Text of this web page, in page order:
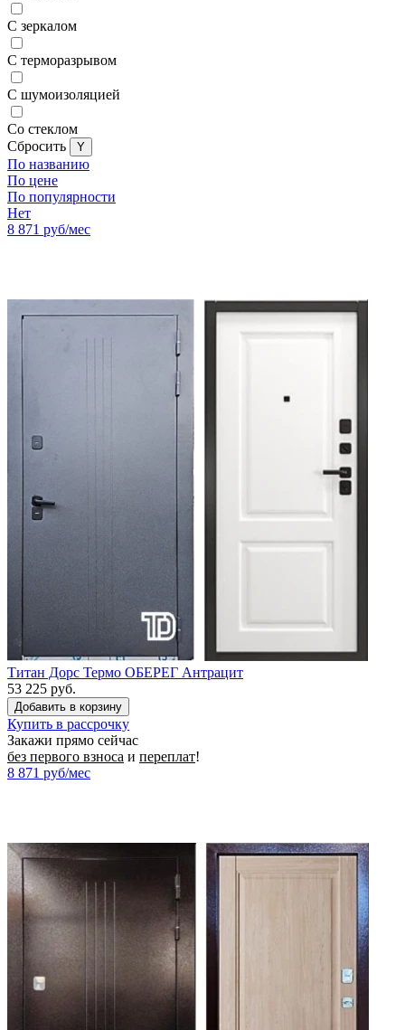
С зеркалом
С терморазрывом
С шумоизоляцией
Со стеклом
Cбросить
По названию
По цене
По популярности
Нет
8 871 руб/мес
Титан Дорс Термо ОБЕРЕГ Антрацит
53 225 руб.
Купить в рассрочку
Закажи прямо сейчас
без первого взноса и переплат!
8 871 руб/мес